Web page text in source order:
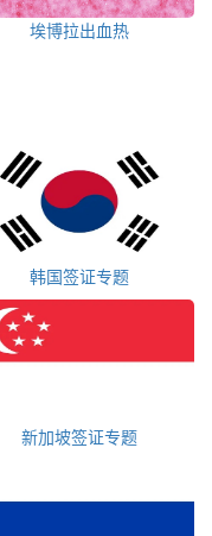
埃博拉出血热
韩国签证专题
新加坡签证专题